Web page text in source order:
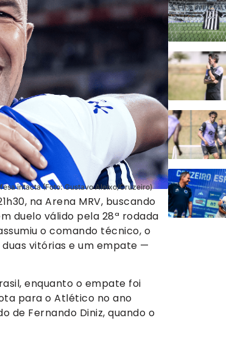
intacta (Foto: Gustavo Aleixo/Cruzeiro)
na Arena MRV, buscando
duelo válido pela 28ª rodada
o comando técnico, o
vitórias e um empate —
enquanto o empate foi
para o Atlético no ano
de Fernando Diniz, quando o